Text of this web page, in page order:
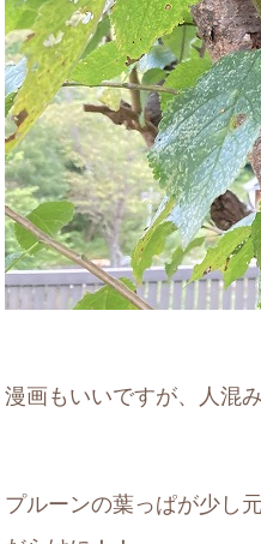
漫画もいいですが、人混
プルーンの葉っぱが少し